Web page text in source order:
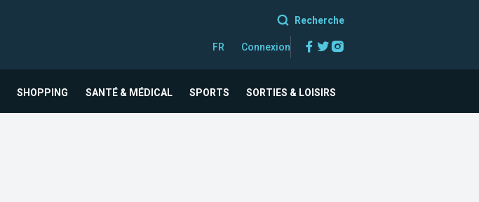
Recherche
FR Connexion Facebook
Twitter
SHOPPING SANTÉ & MÉDICAL SPORTS SORTIES & LOISIRS